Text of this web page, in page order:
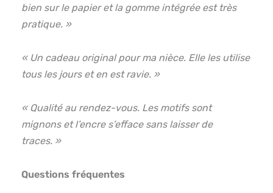
bien sur le papier et la gomme intégrée est très
pratique. »
« Un cadeau original pour ma nièce. Elle les utilise
tous les jours et en est ravie. »
« Qualité au rendez-vous. Les motifs sont
mignons et l’encre s’efface sans laisser de
traces. »
Questions fréquentes